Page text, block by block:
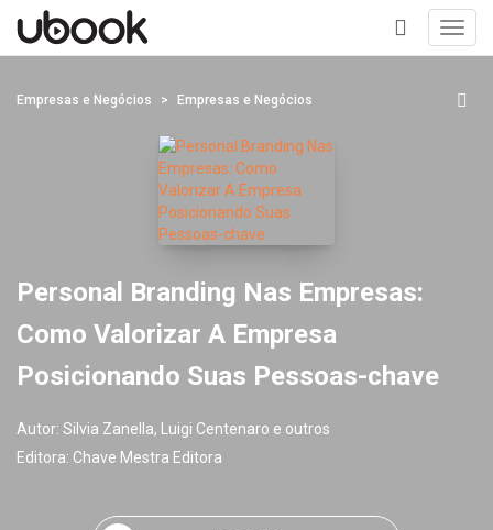
+
Empresas e Negócios Empresas e Negócios
Personal Branding Nas Empresas:
Como Valorizar A Empresa
Posicionando Suas Pessoas-chave
Autor: Silvia Zanella, Luigi Centenaro e outros
Editora: Chave Mestra Editora